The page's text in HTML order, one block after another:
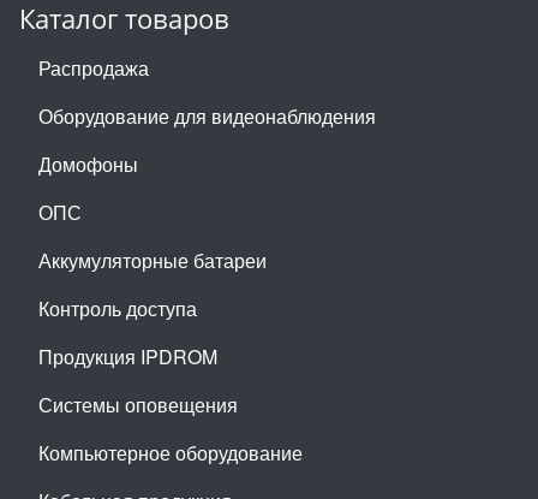
Каталог товаров
Распродажа
Оборудование для видеонаблюдения
Домофоны
ОПС
Аккумуляторные батареи
Контроль доступа
Продукция IPDROM
Системы оповещения
Компьютерное оборудование